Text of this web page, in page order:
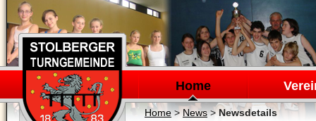
Navigation
überspringen
Home
Home> News>Newsdetails